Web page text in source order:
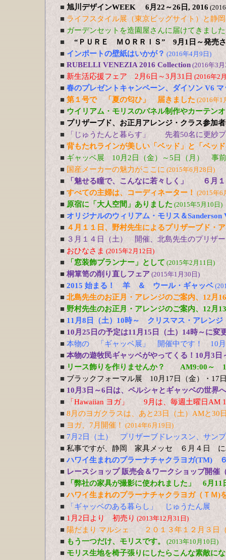
■ 旭川デザインWEEK 6月22～26日, 2016
■ ライフスタイル展（東京ビッグサイト）と静
■ ガーデンセットを造園屋さんに届けてきまし
■
“ＰＵＲＥ ＭＯＲＲＩＳ” 9月1日～発売
■ インポートの壁紙はいかが？ (2016年4月9日)
■ RUBELLI VENEZIA 2016 Collection (2016年3
■ 新生活応援フェア 2月6日～3月31日 (2016年2
■ 春のプレゼントキャンペーン、ダイソン V6
■ 第１号で 「夏の匂ひ」 届きました (2016年1
■ ウイリアム・モリスのパネル制作やカーテン
■ プリザーブド、お正月アレンジ・クラス参加
■
「じゅうたんと暮らす」 先着50名に更紗プ
■ 背もたれラインが美しい「ベッド」と「ベッ
■ ギャッベ展 10月2日（金）～5日（月） 事
■ 国産メーカーの魅力がここに (2015年6月28日)
■
「魅せる瞳で、こんなに若々しく」 ６月１
■ すべての主婦は、コーディネーター！ (2015年6
■ 原宿に「大人空間」ありました (2015年5月10日)
■ オリジナルのウィリアム・モリス＆Sanderson
■ ４月１１日、野村先生によるプリザーブド・
■ ３月１４日（土） 開催、北島先生のプリザ
■ おひなさま (2015年2月12日)
■ 「窓装飾プランナー」として (2015年2月11日)
■ 桐箪笥の削り直しフェア (2015年1月30日)
■ 2015 始まる！ 羊 ＆ ウール・ギャッベ
■ 北島先生のお正月・アレンジのご案内、12月
■ 野村先生のお正月・アレンジのご案内、12月
■ 11月8日（土）10時～ クリスマス・アレン
■ 10月25日の予定は11月15日（土）14時～に変
■ 本物の 「ギャッベ展」 開催中です！ 10月
■ 本物の遊牧民ギャッベがやってくる！10月3日
■ リース飾りを作りませんか？ AM9:00～
■ ブラックフォーマル展 10月17日（金）・17
■ 10月3日～6日は、ペルシャとギャッベの世界へ
■
「Hawaiian ヨガ」 9月は、毎週土曜日AM
■ 8月のヨガクラスは、あと23日（土）AMと30
■ ヨガ、7月開催！ (2014年6月19日)
■ 7月2日（土） プリザーブドレッスン、サン
■ 私事ですが、静岡 家具メッセ ６月４日 に
■ ハワイ生まれのプラーナチャクラヨガ(TM)
■ レースショップ 販売会＆ワークショップ開
■
「弊社の家具が撮影に使われました」 6月11
■ ハワイ生まれのプラーナチャクラヨガ（ＴＭ
■
「ギャッベのある暮らし」 じゅうたん
■ 1月2日より 初売り (2013年12月31日)
■ 陽だまり マルシェ ２０１３年１２月３日
■ もう一つだけ、モリスです。 (2013年10月10日)
■ モリス生地を椅子張りにしたらこんな素敵に